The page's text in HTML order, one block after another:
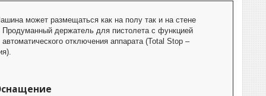
может размещаться как на полу так и на стене
Продуманный держатель для пистолета с функцией
автоматического отключения аппарата (Total Stop –